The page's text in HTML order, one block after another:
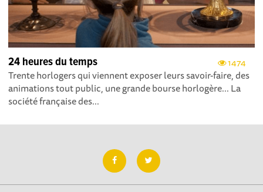
1474
24 heures du temps
Trente horlogers qui viennent exposer leurs savoir-faire, des
animations tout public, une grande bourse horlogère... La
société française des...